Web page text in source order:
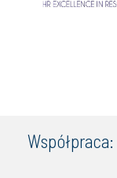
Współpraca: